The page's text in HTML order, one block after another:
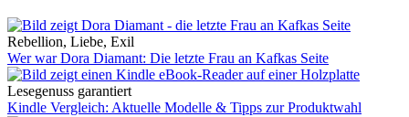
Rebellion, Liebe, Exil
Wer war Dora Diamant: Die letzte Frau an Kafkas Seite
Lesegenuss garantiert
Kindle Vergleich: Aktuelle Modelle & Tipps zur Produktwahl